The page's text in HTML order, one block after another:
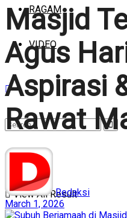
RAGAM
VIDEO
No Result
View All Result
Masjid
Agus
Aspirasi
Rawat
Redaksi
March 1, 2026